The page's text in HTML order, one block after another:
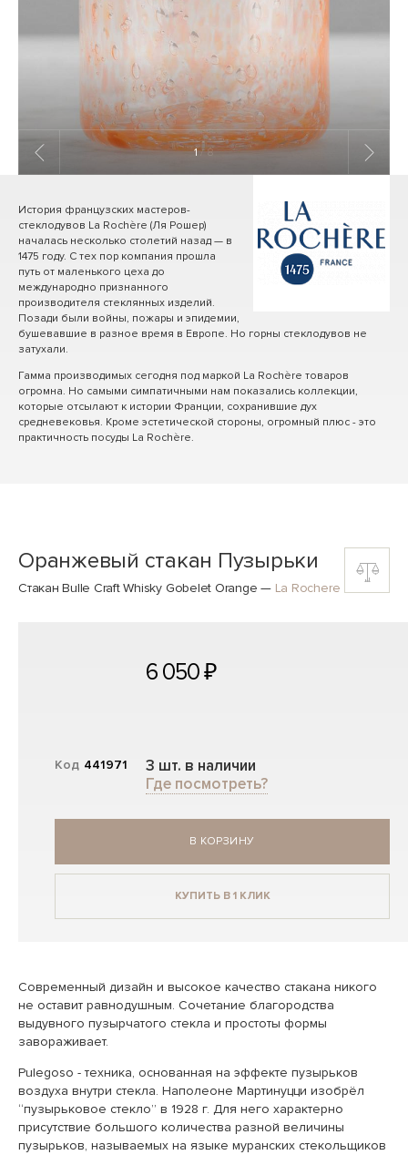
1/ 8
История французских мастеров-
стеклодувов La Rochère (Ля Рошер)
началась несколько столетий назад — в
1475 году. С тех пор компания прошла
путь от маленького цеха до
международно признанного
производителя стеклянных изделий.
Позади были войны, пожары и эпидемии,
бушевавшие в разное время в Европе. Но горны стеклодувов не
затухали.
Гамма производимых сегодня под маркой La Rochère товаров
огромна. Но самыми симпатичными нам показались коллекции,
которые отсылают к истории Франции, сохранившие дух
средневековья. Кроме эстетической стороны, огромный плюс - это
практичность посуды La Rochère.
Оранжевый стакан Пузырьки
Стакан Bulle Craft Whisky Gobelet Orange — La Rochere
Код 441971
6 050 ₽
3 шт. в наличии
Где посмотреть?
В КОРЗИНУ
КУПИТЬ В 1 КЛИК
Современный дизайн и высокое качество стакана никого
не оставит равнодушным. Сочетание благородства
выдувного пузырчатого стекла и простоты формы
завораживает.
Pulegoso - техника, основанная на эффекте пузырьков
воздуха внутри стекла. Наполеоне Мартинуцци изобрёл
“пузырьковое стекло” в 1928 г. Для него характерно
присутствие большого количества разной величины
пузырьков, называемых на языке муранских стекольщиков